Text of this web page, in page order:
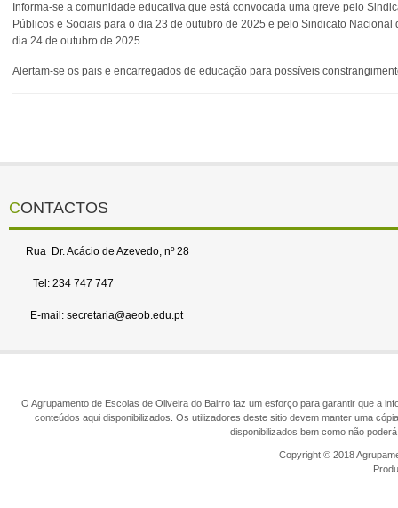
Informa-se a comunidade educativa que está convocada uma greve pelo
Públicos e Sociais para o dia 23 de outubro de 2025 e pelo Sindicato
dia 24 de outubro de 2025.
Alertam-se os pais e encarregados de educação para possíveis
CONTACTOS
Rua Dr. Acácio de Azevedo, nº 28
Tel: 234 747 747
E-mail: secretaria@aeob.edu.pt
O Agrupamento de Escolas de Oliveira do Bairro faz um esforço para garantir que a
conteúdos aqui disponibilizados. Os utilizadores deste sitio devem manter uma
disponibilizados bem como não
Copyright © 2018